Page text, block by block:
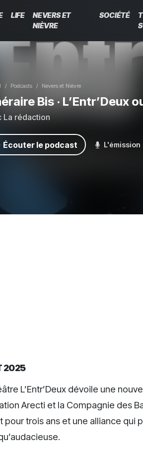
LIFE
NEVERS ET
NIÈVRE
SOCIÉTÉ
Podcasts Nevers et Nièvre
Bis · L’Entr’Deux
La rédaction
Écouter le podcast L'émission
2025
L’Entr’Deux dévoile une
Arecti et la Compagnie des
trois ans et une alliance qui